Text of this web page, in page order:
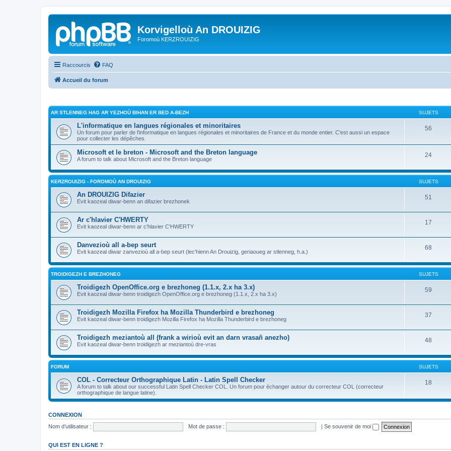
Korvigelloù An DROUIZIG
Foromoù KERZROUIZIG
Raccourcis FAQ
Accueil du forum
AR STLENNEG HAG AR YEZHOÙ BIHAN ER BED A-BEZH SUJETS
L'informatique en langues régionales et minoritaires
Un forum pour parler de l'informatique en langues régionales et minoritaires de France et du monde entier. C'est aussi un espace
pour collecter les dépêches.
56
Microsoft et le breton - Microsoft and the Breton language
A forum to talk about Microsoft and the Breton language
24
KERZROUIZIG - FOROMOÙ AN DROUIZIG SUJETS
An DROUIZIG Difazier
Evit kaozeal diwar-benn an difazier brezhonek
51
Ar c'hlavier C'HWERTY
Evit kaozeal diwar-benn ar c'hlavier C'HWERTY
17
Danvezioù all a-bep seurt
Evit kaozeal diwar zanvezioù all a-bep seurt (lec'hienn An Drouizig, geriaoueg ar stlenneg, h.a.)
68
TROIDIGEZH E BREZHONEG SUJETS
Troidigezh OpenOffice.org e brezhoneg (1.1.x, 2.x ha 3.x)
Evit kaozeal diwar-benn troidigezh OpenOffice.org e brezhoneg (1.1.x, 2.x ha 3.x)
59
Troidigezh Mozilla Firefox ha Mozilla Thunderbird e brezhoneg
Evit kaozeal diwar-benn troidigezh Mozilla Firefox ha Mozilla Thunderbird e brezhoneg
37
Troidigezh meziantoù all (frank a wirioù evit an darn vrasañ anezho)
Evit kaozeal diwar-benn troidigezh ar meziantoù dre-vras
48
FORUM SUJETS
COL - Correcteur Orthographique Latin - Latin Spell Checker
A forum to talk about our successful Latin Spell Checker COL. Un forum pour échanger autour du correcteur COL (correcteur
orthographique de langue latine).
18
CONNEXION
Nom d’utilisateur :
Mot de passe : | Se souvenir de moi
QUI EST EN LIGNE ?